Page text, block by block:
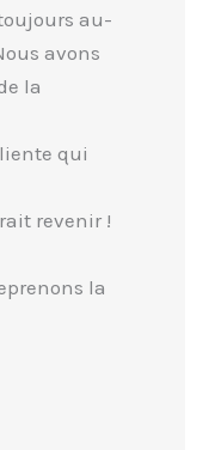
au-
avons
la
qui
revenir !
la